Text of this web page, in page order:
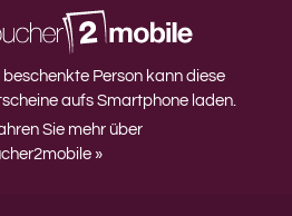
beschenkte Person kann diese
aufs Smartphone laden.
Sie mehr über
»